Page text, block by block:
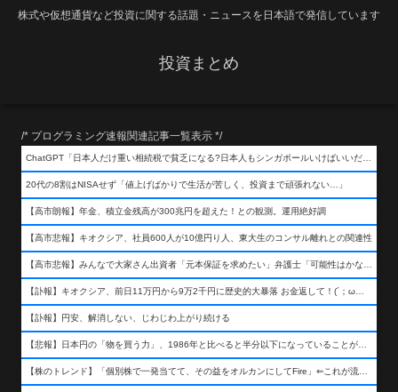
株式や仮想通貨など投資に関する話題・ニュースを日本語で発信しています
投資まとめ
/* プログラミング速報関連記事一覧表示 */
ChatGPT「日本人だけ重い相続税で貧乏になる?日本人もシンガポールいけばいいだけだから相続税で日本人は貧乏にならんだろ呆」
20代の8割はNISAせず「値上げばかりで生活が苦しく、投資まで頑張れない…」
【高市朗報】年金、積立金残高が300兆円を超えた！との観測。運用絶好調
【高市悲報】キオクシア、社員600人が10億円り人、東大生のコンサル離れとの関連性
【高市悲報】みんなで大家さん出資者「元本保証を求めたい」弁護士「可能性はかなり低い」出資者「不誠実！」
【訃報】キオクシア、前日11万円から9万2千円に歴史的大暴落 お金返して！(´；ω；｀)
【訃報】円安、解消しない、じわじわ上がり続ける
【悲報】日本円の「物を買う力」、1986年と比べると半分以下になっていることが判明&#8230;高市さんありがとう！
【株のトレンド】「個別株で一発当てて、その益をオルカンにしてFire」⇐これが流行ってるらしい